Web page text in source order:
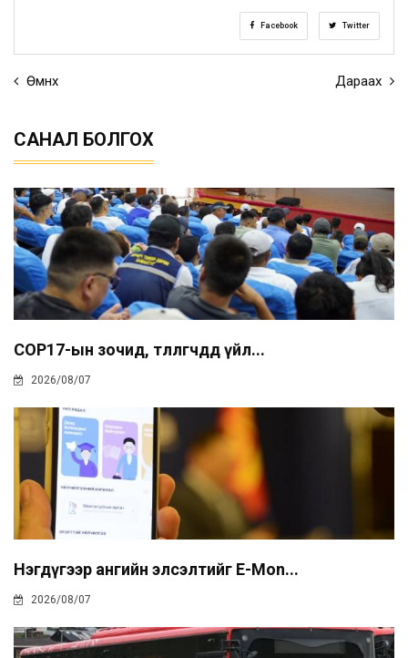
Facebook Twitter
Өмнөх Дараах
САНАЛ БОЛГОХ
COP17-ын зочид, төлөөлөгчдөд үйл...
2026/08/07
Нэгдүгээр ангийн элсэлтийг E-Mon...
2026/08/07